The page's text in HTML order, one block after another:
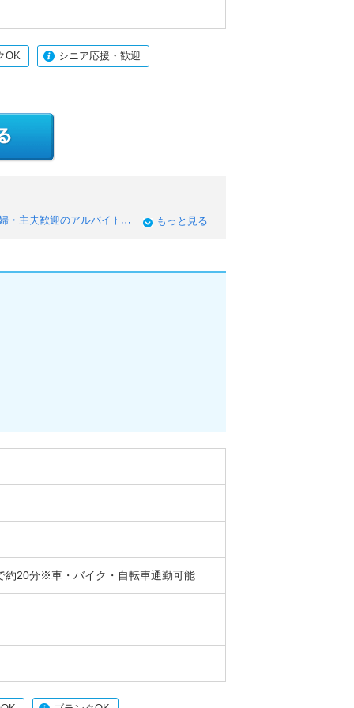
OK シニア応援・歓迎
・主夫歓迎のアルバイト
蒲生郡日野町の長期歓迎のアルバイト
もっと見る
約20分※車・バイク・自転車通勤可能